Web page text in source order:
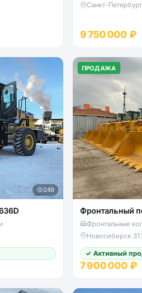
Санкт-Петербург
9 750 000 ₽
249
ПРОДАЖА
Фронтальный
Фронтальные
Новосибирск·
✓ Активный
7 900 000 ₽